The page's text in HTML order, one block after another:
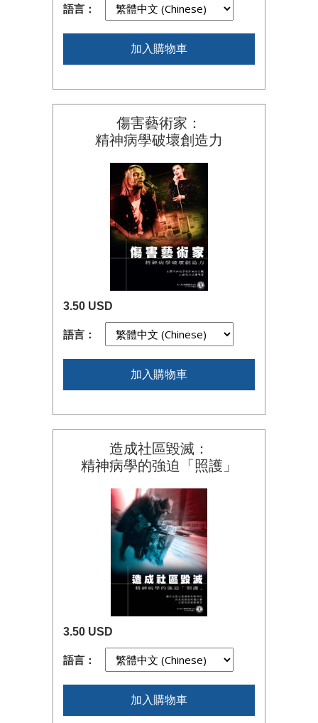
語言：
加入購物車
傷害藝術家：
精神病學破壞創造力
3.50 USD
語言：
加入購物車
造成社區毀滅：
精神病學的強迫「照護」
3.50 USD
語言：
加入購物車